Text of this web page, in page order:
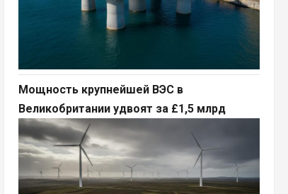
Мощность крупнейшей ВЭС в
Великобритании удвоят за £1,5 млрд